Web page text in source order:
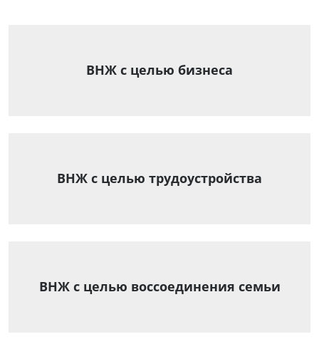
ВНЖ с целью бизнеса
ВНЖ с целью трудоустройства
ВНЖ с целью воссоединения семьи